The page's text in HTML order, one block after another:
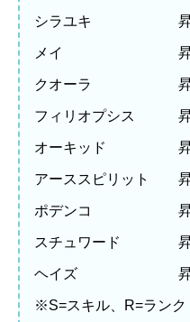
シラユキ 昇進1
メイ 昇進1
クオーラ 昇進1
フィリオプシス 昇
オーキッド 昇進
アーススピリット 昇
ポデンコ 昇進1
スチュワード 昇進
ヘイズ 昇進1
※S=スキル、R=ランク